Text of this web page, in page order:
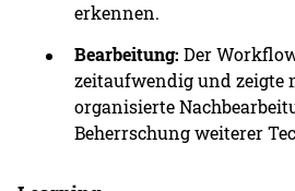
erkennen.
Bearbeitung: Der
zeitaufwendig und zeigte
organisierte
Beherrschung weiterer